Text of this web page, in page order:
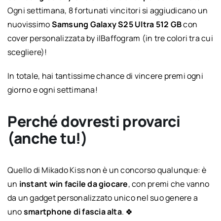
Ogni settimana, 8 fortunati vincitori si aggiudicano un
nuovissimoSamsung Galaxy S25 Ultra 512 GBcon
cover personalizzata by ilBaffogram (in tre colori tra cui
scegliere)!
In totale, hai tantissime chance di vincere premi ogni
giorno e ogni settimana!
Perché dovresti provarci
(anche tu!)
Quello di Mikado Kiss non è un concorso qualunque: è
un instant win facile da giocare, con premi che vanno
da un gadget personalizzato unico nel suo genere a
unosmartphone di fascia alta. 🍀